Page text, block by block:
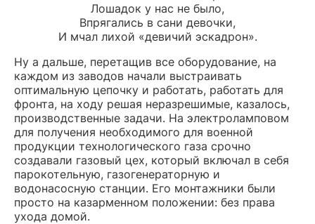
Лошадок у нас не было,
Впрягались в сани девочки,
И мчал лихой «девичий эскадрон».
Ну а дальше, перетащив все оборудование, на
каждом из заводов начали выстраивать
оптимальную цепочку и работать, работать для
фронта, на ходу решая неразрешимые, казалось,
производственные задачи. На электроламповом
для получения необходимого для военной
продукции технологического газа срочно
создавали газовый цех, который включал в себя
парокотельную, газогенераторную и
водонасосную станции. Его монтажники были
просто на казарменном положении: без права
ухода домой.